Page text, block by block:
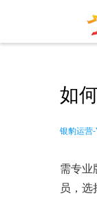
如
银豹运营
需专业
员，